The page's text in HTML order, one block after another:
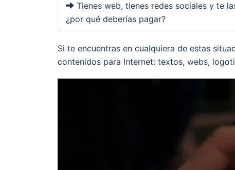
Tienes web, tienes redes sociales y te
¿por qué deberías pagar?
Si te encuentras en cualquiera de estas
contenidos para Internet: textos, webs,